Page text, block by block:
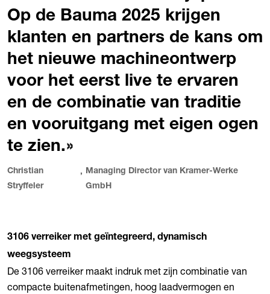
Op de Bauma 2025 krijgen
klanten en partners de kans om
het nieuwe machineontwerp
voor het eerst live te ervaren
en de combinatie van traditie
en vooruitgang met eigen ogen
te zien.
Christian
Stryffeler
,
Managing Director van Kramer-Werke
GmbH
3106 verreiker met geïntegreerd, dynamisch
weegsysteem
De 3106 verreiker maakt indruk met zijn combinatie van
compacte buitenafmetingen, hoog laadvermogen en